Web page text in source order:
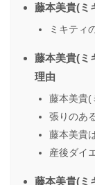
藤本美貴(ミ
ミキティ
藤本美貴(ミ
理由
藤本美貴(
張りのあ
藤本美貴
産後ダイ
藤本美貴(ミ